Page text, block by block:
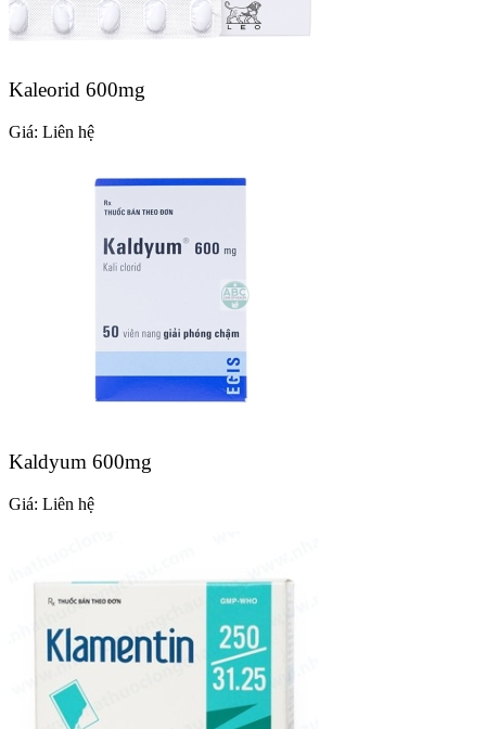
Kaleorid 600mg
Giá: Liên hệ
Kaldyum 600mg
Giá: Liên hệ